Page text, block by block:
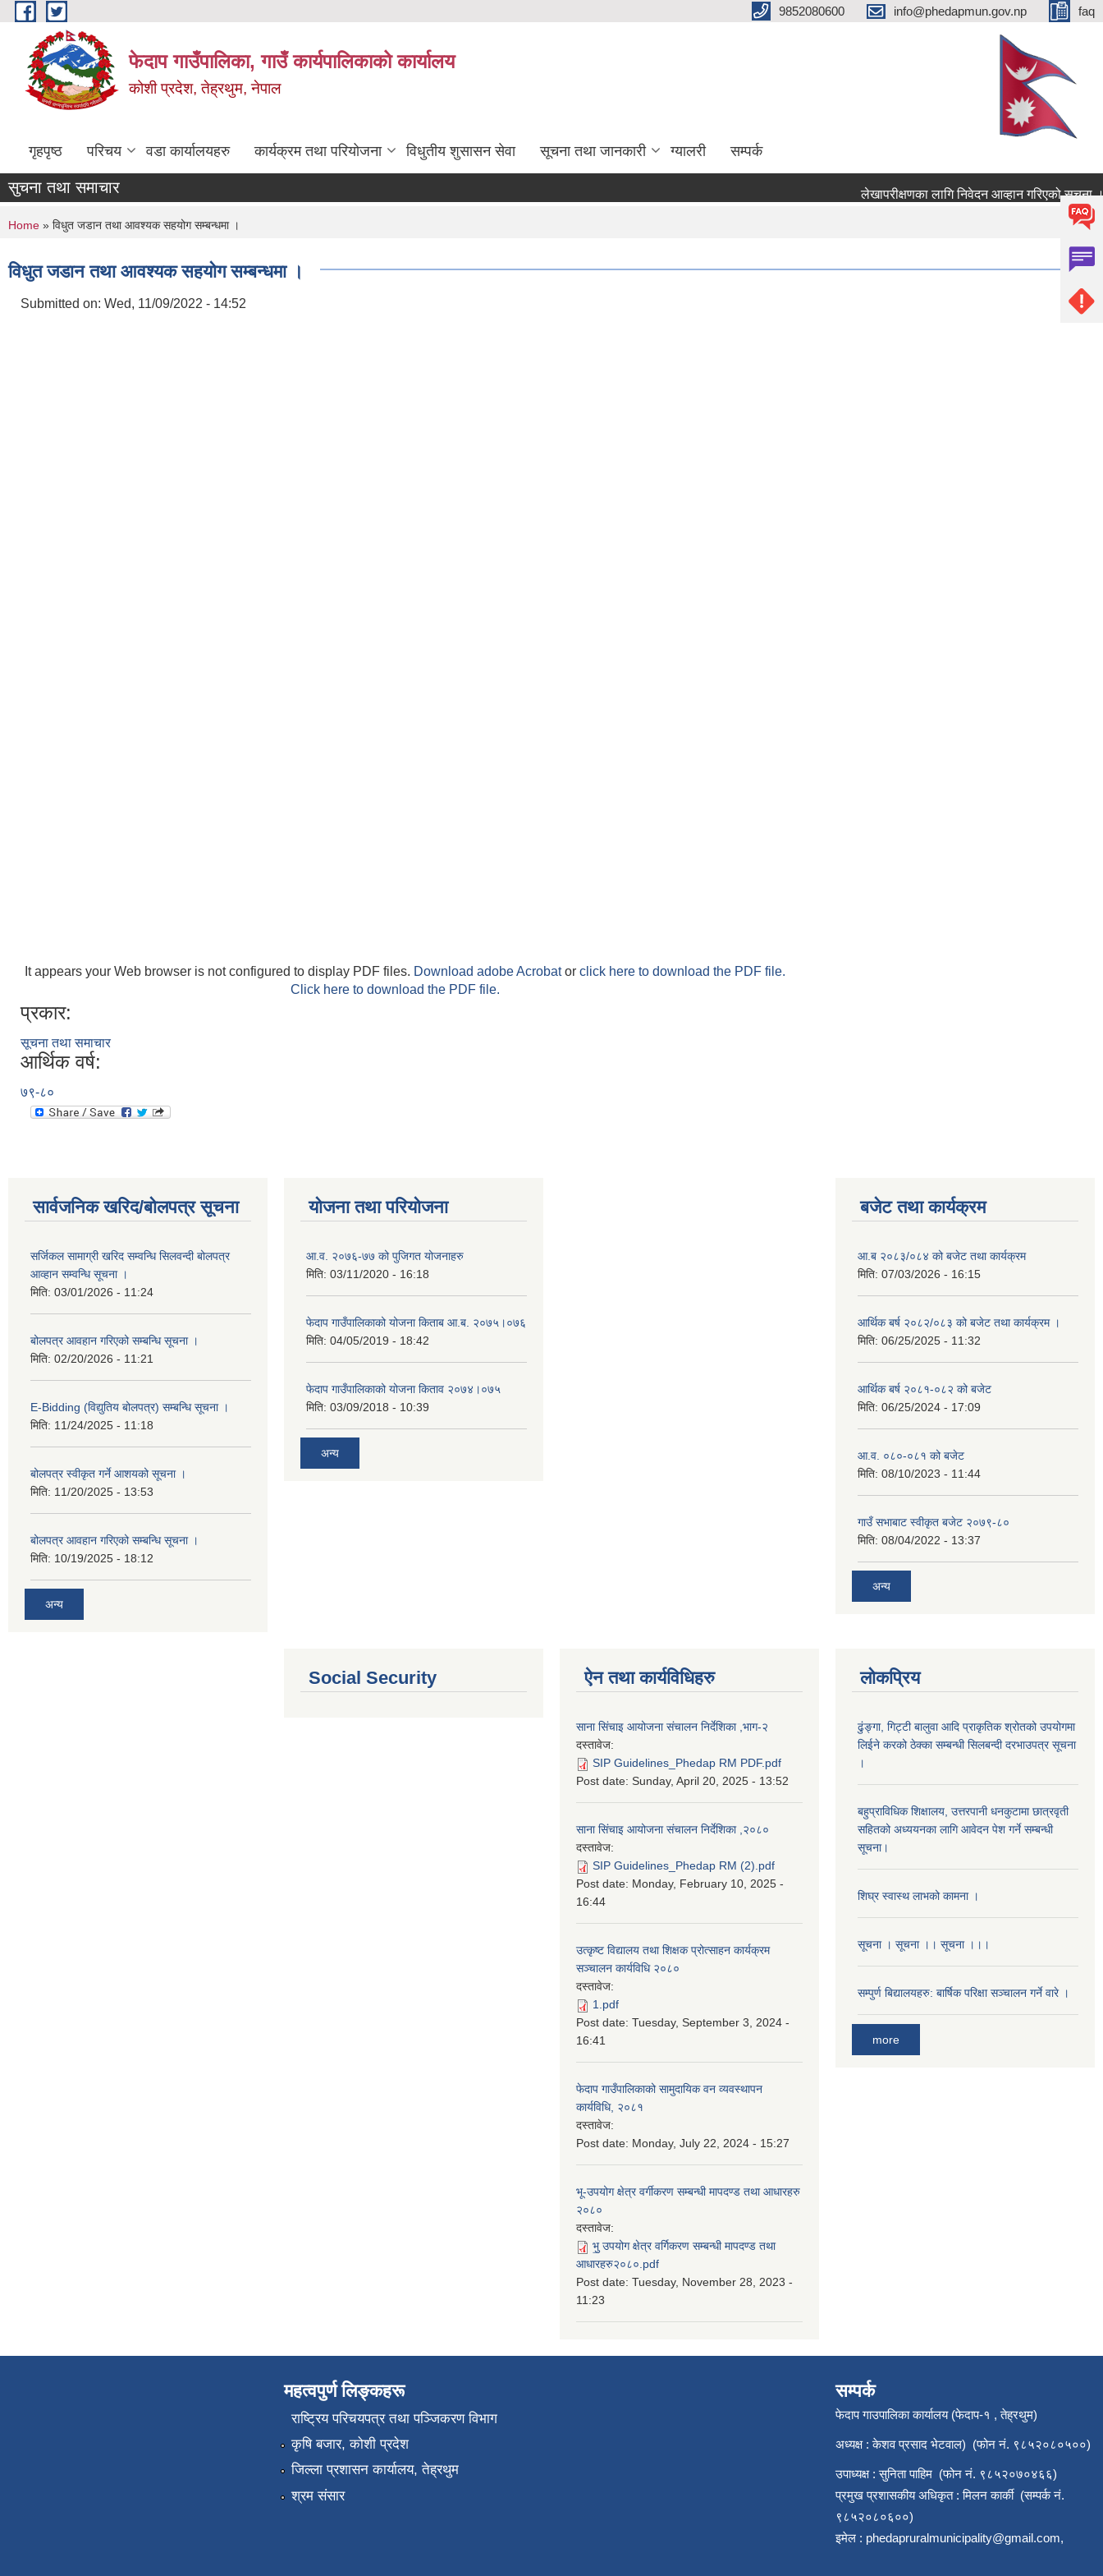
Skip to main content 9852080600 info@phedapmun.gov.np faq
फेदाप गाउँपालिका, गाउँ कार्यपालिकाको कार्यालय
कोशी प्रदेश, तेह्रथुम, नेपाल
गृहपृष्ठ परिचय वडा कार्यालयहरु कार्यक्रम तथा परियोजना विधुतीय शुसासन सेवा सूचना तथा जानकारी ग्यालरी सम्पर्क
सुचना तथा समाचार लेखापरीक्षणका लागि निवेदन आव्हान गरिएको सूचना ।
You are here
Home » विधुत जडान तथा आवश्‍यक सहयोग सम्बन्धमा ।
विधुत जडान तथा आवश्‍यक सहयोग सम्बन्धमा ।
Submitted on: Wed, 11/09/2022 - 14:52
It appears your Web browser is not configured to display PDF files. Download adobe Acrobator click here to download the PDF file.
Click here to download the PDF file.
प्रकार:
सूचना तथा समाचार
आर्थिक वर्ष:
७९-८०
सार्वजनिक खरिद/बोलपत्र सूचना
सर्जिकल सामाग्री खरिद सम्वन्धि सिलवन्दी बोलपत्र
आव्हान सम्वन्धि सूचना ।
मिति: 03/01/2026 - 11:24
बोलपत्र आवहान गरिएको सम्बन्धि सूचना ।
मिति: 02/20/2026 - 11:21
E-Bidding (विद्युतिय बोलपत्र) सम्बन्धि सूचना ।
मिति: 11/24/2025 - 11:18
बोलपत्र स्वीकृत गर्ने आशयको सूचना ।
मिति: 11/20/2025 - 13:53
बोलपत्र आवहान गरिएको सम्बन्धि सूचना ।
मिति: 10/19/2025 - 18:12
अन्य
योजना तथा परियोजना
आ.व. २०७६-७७ को पुजिगत योजनाहरु
मिति: 03/11/2020 - 16:18
फेदाप गाउँपालिकाको योजना किताब आ.ब. २०७५।०७६
मिति: 04/05/2019 - 18:42
फेदाप गाउँपालिकाको योजना किताव २०७४।०७५
मिति: 03/09/2018 - 10:39
अन्य
बजेट तथा कार्यक्रम
आ.ब २०८३/०८४ को बजेट तथा कार्यक्रम
मिति: 07/03/2026 - 16:15
आर्थिक बर्ष २०८२/०८३ को बजेट तथा कार्यक्रम ।
मिति: 06/25/2025 - 11:32
आर्थिक बर्ष २०८१-०८२ को बजेट
मिति: 06/25/2024 - 17:09
आ.व. ०८०-०८१ को बजेट
मिति: 08/10/2023 - 11:44
गाउँ सभाबाट स्वीकृत बजेट २०७९-८०
मिति: 08/04/2022 - 13:37
अन्य
Social Security ऐन तथा कार्यविधिहरु
साना सिंचाइ आयोजना संचालन निर्देशिका ,भाग-२
दस्तावेज:
SIP Guidelines_Phedap RM PDF.pdf
Post date: Sunday, April 20, 2025 - 13:52
साना सिंचाइ आयोजना संचालन निर्देशिका ,२०८०
दस्तावेज:
SIP Guidelines_Phedap RM (2).pdf
Post date: Monday, February 10, 2025 -
16:44
उत्कृष्ट विद्यालय तथा शिक्षक प्रोत्साहन कार्यक्रम
सञ्चालन कार्यविधि २०८०
दस्तावेज:
1.pdf
Post date: Tuesday, September 3, 2024 -
16:41
फेदाप गाउँपालिकाको सामुदायिक वन व्यवस्थापन
कार्यविधि, २०८१
दस्तावेज:
Post date: Monday, July 22, 2024 - 15:27
भू-उपयोग क्षेत्र वर्गीकरण सम्बन्धी मापदण्ड तथा आधारहरु
२०८०
दस्तावेज:
भु॒ उपयोग क्षेत्र वर्गिकरण सम्बन्धी मापदण्ड तथा
आधारहरु२०८०.pdf
Post date: Tuesday, November 28, 2023 -
11:23
लोकप्रिय
ढुंङ्गा, गिट्टी बालुवा आदि प्राकृतिक श्रोतको उपयोगमा
लिईने करको ठेक्का सम्बन्धी सिलबन्दी दरभाउपत्र सूचना
।
बहुप्राविधिक शिक्षालय, उत्तरपानी धनकुटामा छात्रवृती
सहितको अध्ययनका लागि आवेदन पेश गर्ने सम्बन्धी
सूचना।
शिघ्र स्वास्थ लाभको कामना ।
सूचना । सूचना ।। सूचना ।।।
सम्पुर्ण बिद्यालयहरु: बार्षिक परिक्षा सञ्चालन गर्ने वारे ।
more
महत्वपुर्ण लिङ्कहरू
राष्‍ट्रिय परिचयपत्र तथा पञ्जिकरण विभाग
कृषि बजार, कोशी प्रदेश
जिल्ला प्रशासन कार्यालय, तेह्रथुम
श्रम संसार
सम्पर्क
फेदाप गाउपालिका कार्यालय (फेदाप-१ , तेह्रथुम)
अध्यक्ष : केशव प्रसाद भेटवाल) (फोन नं. ९८५२०८०५००)
उपाध्यक्ष : सुनिता पाहिम (फोन नं. ९८५२०७०४६६)
प्रमुख प्रशासकीय अधिकृत : मिलन कार्की (सम्पर्क नं.
९८५२०८०६००)
इमेल : phedapruralmunicipality@gmail.com,